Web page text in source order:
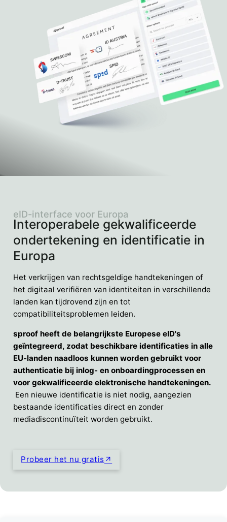
Interoperabele gekwalificeerde
ondertekening en identificatie in
Europa
eID-interface voor Europa
Het verkrijgen van rechtsgeldige handtekeningen of
het digitaal verifiëren van identiteiten in verschillende
landen kan tijdrovend zijn en tot
compatibiliteitsproblemen leiden.
sproof heeft de belangrijkste Europese eID's
geïntegreerd, zodat beschikbare identificaties in alle
EU-landen naadloos kunnen worden gebruikt voor
authenticatie bij inlog- en onboardingprocessen en
voor gekwalificeerde elektronische handtekeningen.
Een nieuwe identificatie is niet nodig, aangezien
bestaande identificaties direct en zonder
mediadiscontinuïteit worden gebruikt.
Probeer het nu gratis